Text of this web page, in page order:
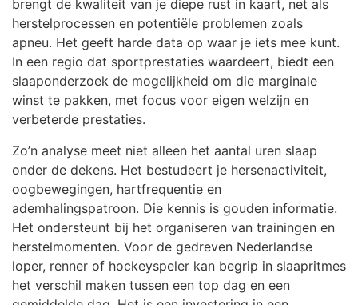
brengt de kwaliteit van je diepe rust in kaart, net als
herstelprocessen en potentiële problemen zoals
apneu. Het geeft harde data op waar je iets mee kunt.
In een regio dat sportprestaties waardeert, biedt een
slaaponderzoek de mogelijkheid om die marginale
winst te pakken, met focus voor eigen welzijn en
verbeterde prestaties.
Zo’n analyse meet niet alleen het aantal uren slaap
onder de dekens. Het bestudeert je hersenactiviteit,
oogbewegingen, hartfrequentie en
ademhalingspatroon. Die kennis is gouden informatie.
Het ondersteunt bij het organiseren van trainingen en
herstelmomenten. Voor de gedreven Nederlandse
loper, renner of hockeyspeler kan begrip in slaapritmes
het verschil maken tussen een top dag en een